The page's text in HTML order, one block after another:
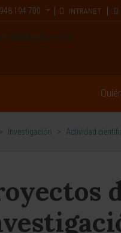
194 700 INTRANET
> Investigación > Actividad